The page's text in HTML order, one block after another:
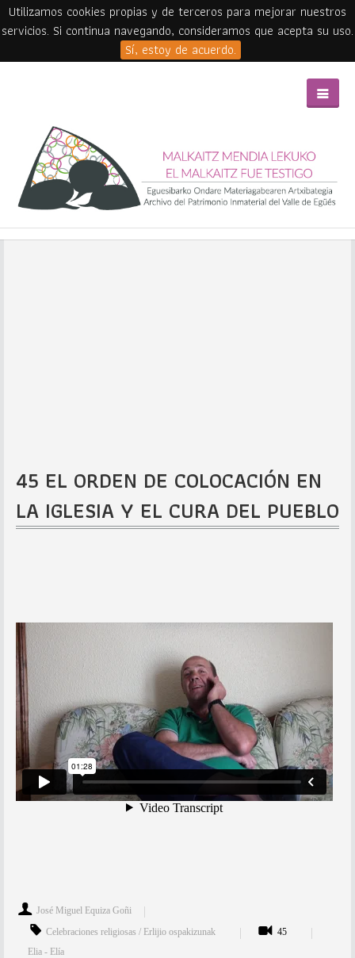
Utilizamos cookies propias y de terceros para mejorar nuestros
servicios. Si continua navegando, consideramos que acepta su uso.
Sí, estoy de acuerdo.
45 EL ORDEN DE COLOCACIÓN EN
LA IGLESIA Y EL CURA DEL PUEBLO
José Miguel Equiza Goñi
Celebraciones religiosas / Erlijio ospakizunak
45
Elia - Elía